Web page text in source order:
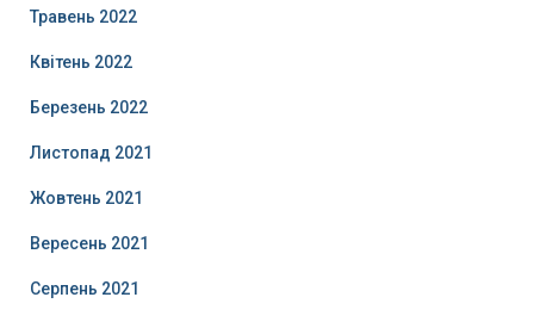
Травень 2022
Квітень 2022
Березень 2022
Листопад 2021
Жовтень 2021
Вересень 2021
Серпень 2021